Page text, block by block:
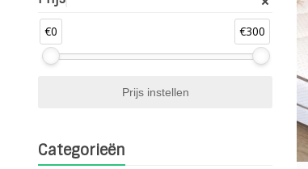
€0 €300
Categorieën